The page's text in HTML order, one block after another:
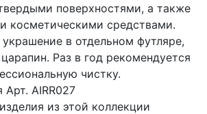
поверхностями, а также
косметическими средствами.
в отдельном футляре,
Раз в год рекомендуется
чистку.
Арт. AIRR027
из этой коллекции